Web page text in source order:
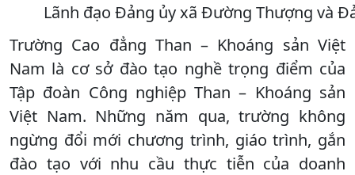
Lãnh đạo Đảng ủy xã Đường Thượng và
Trường Cao đẳng Than – Khoáng sản Việt
Nam là cơ sở đào tạo nghề trọng điểm của
Tập đoàn Công nghiệp Than – Khoáng sản
Việt Nam. Những năm qua, trường không
ngừng đổi mới chương trình, giáo trình, gắn
đào tạo với nhu cầu thực tiễn của doanh